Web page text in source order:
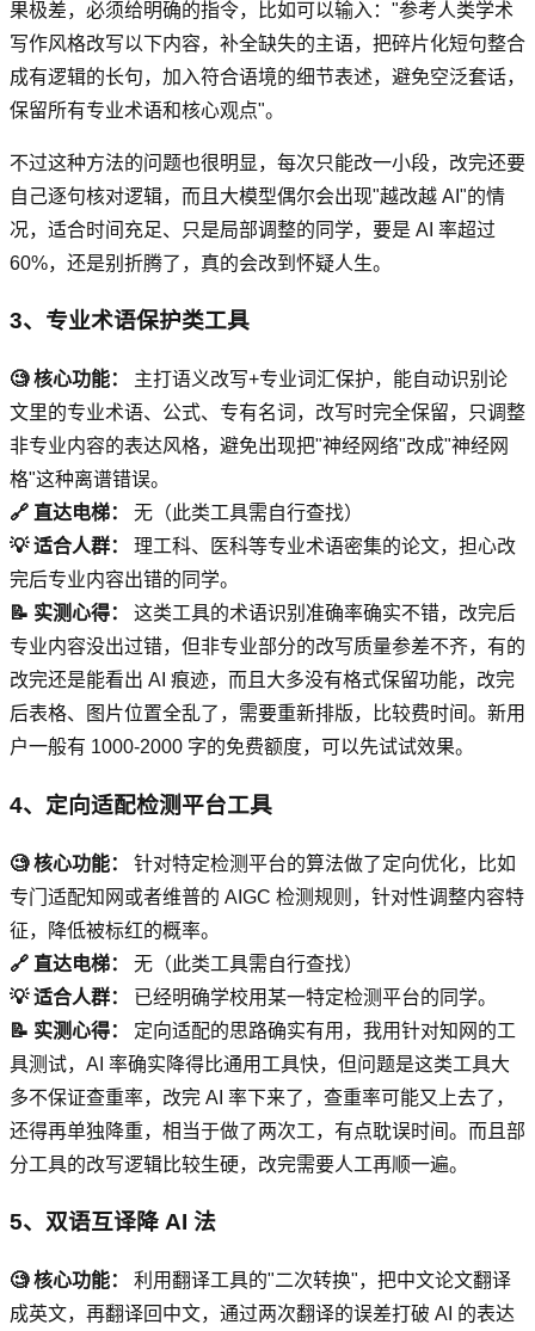
果极差，必须给明确的指令，比如可以输入："参考人类学术
写作风格改写以下内容，补全缺失的主语，把碎片化短句整合
成有逻辑的长句，加入符合语境的细节表述，避免空泛套话，
保留所有专业术语和核心观点"。
不过这种方法的问题也很明显，每次只能改一小段，改完还要
自己逐句核对逻辑，而且大模型偶尔会出现"越改越 AI"的情
况，适合时间充足、只是局部调整的同学，要是 AI 率超过
60%，还是别折腾了，真的会改到怀疑人生。
3、专业术语保护类工具
🧐 核心功能：
主打语义改写+专业词汇保护，能自动识别论
文里的专业术语、公式、专有名词，改写时完全保留，只调整
非专业内容的表达风格，避免出现把"神经网络"改成"神经网
格"这种离谱错误。
🔗 直达电梯：
无（此类工具需自行查找）
💡 适合人群：
理工科、医科等专业术语密集的论文，担心改
完后专业内容出错的同学。
📝 实测心得：
这类工具的术语识别准确率确实不错，改完后
专业内容没出过错，但非专业部分的改写质量参差不齐，有的
改完还是能看出 AI 痕迹，而且大多没有格式保留功能，改完
后表格、图片位置全乱了，需要重新排版，比较费时间。新用
户一般有 1000-2000 字的免费额度，可以先试试效果。
4、定向适配检测平台工具
🧐 核心功能：
针对特定检测平台的算法做了定向优化，比如
专门适配知网或者维普的 AIGC 检测规则，针对性调整内容特
征，降低被标红的概率。
🔗 直达电梯：
无（此类工具需自行查找）
💡 适合人群：
已经明确学校用某一特定检测平台的同学。
📝 实测心得：
定向适配的思路确实有用，我用针对知网的工
具测试，AI 率确实降得比通用工具快，但问题是这类工具大
多不保证查重率，改完 AI 率下来了，查重率可能又上去了，
还得再单独降重，相当于做了两次工，有点耽误时间。而且部
分工具的改写逻辑比较生硬，改完需要人工再顺一遍。
5、双语互译降 AI 法
🧐 核心功能：
利用翻译工具的"二次转换"，把中文论文翻译
成英文，再翻译回中文，通过两次翻译的误差打破 AI 的表达